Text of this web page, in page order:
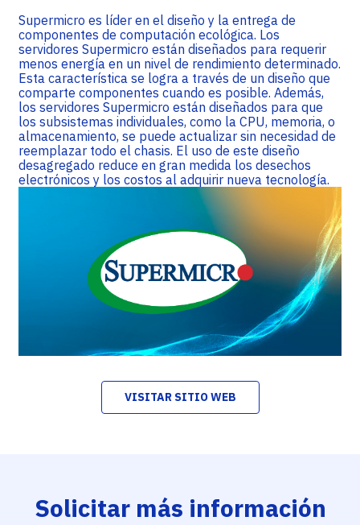
Supermicro es líder en el diseño y la entrega de
componentes de computación ecológica. Los
servidores Supermicro están diseñados para requerir
menos energía en un nivel de rendimiento determinado.
Esta característica se logra a través de un diseño que
comparte componentes cuando es posible. Además,
los servidores Supermicro están diseñados para que
los subsistemas individuales, como la CPU, memoria, o
almacenamiento, se puede actualizar sin necesidad de
reemplazar todo el chasis. El uso de este diseño
desagregado reduce en gran medida los desechos
electrónicos y los costos al adquirir nueva tecnología.
VISITAR SITIO WEB
Solicitar más información